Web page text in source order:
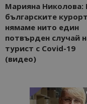
Марияна Николова:
българските
нямаме нито един
потвърден случай
турист с Covid-19
(видео)